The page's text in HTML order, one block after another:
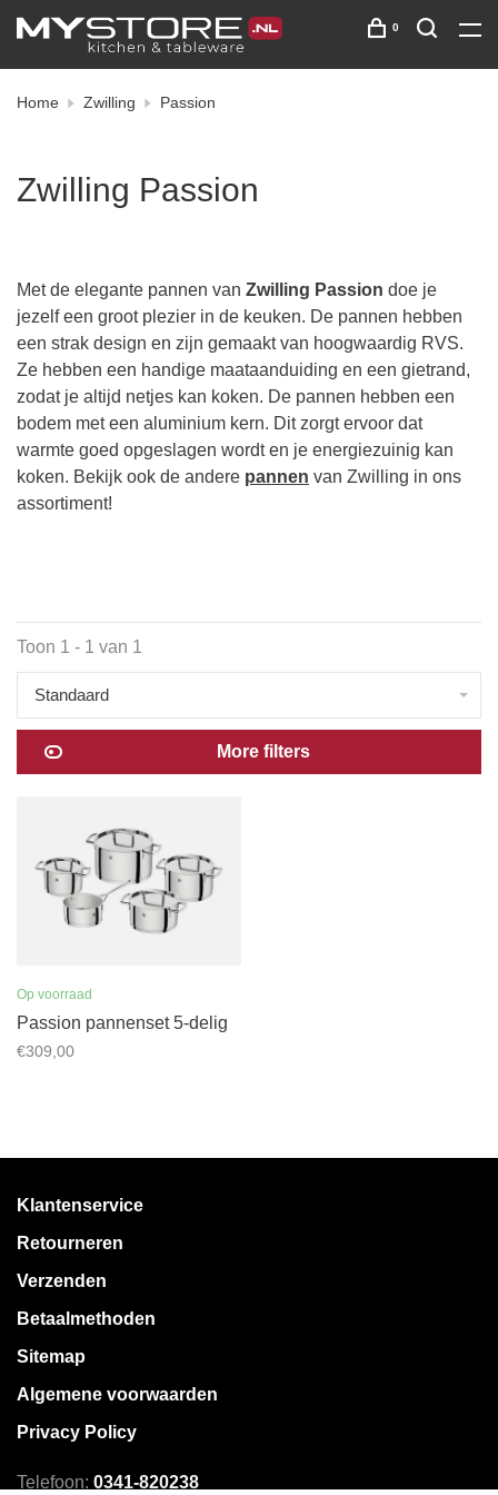
0
Home Zwilling Passion
Zwilling Passion
Met de elegante pannen van Zwilling Passion doe je
jezelf een groot plezier in de keuken. De pannen hebben
een strak design en zijn gemaakt van hoogwaardig RVS.
Ze hebben een handige maataanduiding en een gietrand,
zodat je altijd netjes kan koken. De pannen hebben een
bodem met een aluminium kern. Dit zorgt ervoor dat
warmte goed opgeslagen wordt en je energiezuinig kan
koken. Bekijk ook de andere pannen van Zwilling in ons
assortiment!
Toon 1 - 1 van 1
Standaard
More filters
Op voorraad
Passion pannenset 5-delig
€309,00
Klantenservice
Retourneren
Verzenden
Betaalmethoden
Sitemap
Algemene voorwaarden
Privacy Policy
Telefoon: 0341-820238